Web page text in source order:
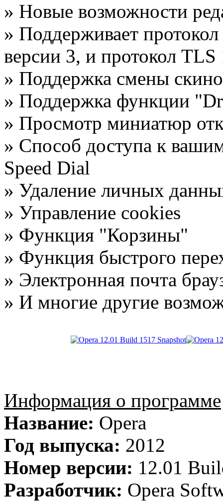
» Новые возможности
» Поддерживает
версии 3, и протокол
» Поддержка смены
» Поддержка функции
» Просмотр миниатюр
» Способ доступа к
Speed Dial
» Удаление личных
» Управление cookies
» Функция "Корзины"
» Функция быстрого
» Электронная почта
» И многие другие
Информация о программе
Название: Opera
Год выпуска: 2012
Номер версии: 12.01
Разработчик: Opera